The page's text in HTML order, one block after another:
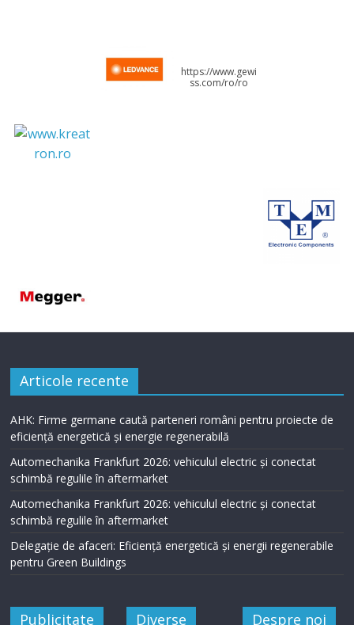
https://www.gewi
ss.com/ro/ro
Articole recente
AHK: Firme germane caută parteneri români pentru proiecte de
eficiență energetică și energie regenerabilă
Automechanika Frankfurt 2026: vehiculul electric și conectat
schimbă regulile în aftermarket
Automechanika Frankfurt 2026: vehiculul electric și conectat
schimbă regulile în aftermarket
Delegație de afaceri: Eficiență energetică și energii regenerabile
pentru Green Buildings
Publicitate Diverse Despre noi